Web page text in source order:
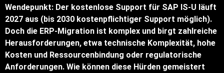
Wendepunkt: Der kostenlose Support für SAP IS-U läuft
2027 aus (bis 2030 kostenpflichtiger Support möglich).
Doch die ERP-Migration ist komplex und birgt zahlreiche
Herausforderungen, etwa technische Komplexität, hohe
Kosten und Ressourcenbindung oder regulatorische
Anforderungen. Wie können diese Hürden gemeistert